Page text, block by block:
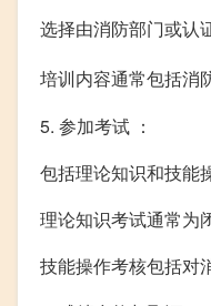
选择由消防部门或认
培训内容通常包括消
5. 参加考试 ：
包括理论知识和技能
理论知识考试通常为
技能操作考核包括对